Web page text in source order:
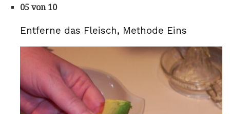
05 von 10
Entferne das Fleisch, Methode Eins